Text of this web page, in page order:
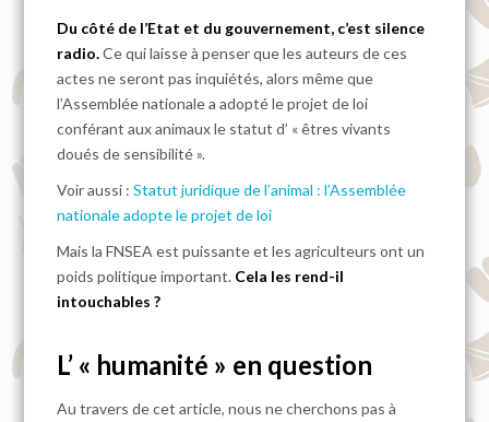
Du côté de l’Etat et du gouvernement, c’est silence
radio.Ce qui laisse à penser que les auteurs de ces
actes ne seront pas inquiétés, alors même que
l’Assemblée nationale a adopté le projet de loi
conférant aux animaux le statut d’ « êtres vivants
doués de sensibilité ».
Voir aussi :Statut juridique de l’animal : l’Assemblée
nationale adopte le projet de loi
Mais la FNSEA est puissante et les agriculteurs ont un
poids politique important. Cela les rend-il
intouchables ?
L’ « humanité » en question
Au travers de cet article, nous ne cherchons pas à